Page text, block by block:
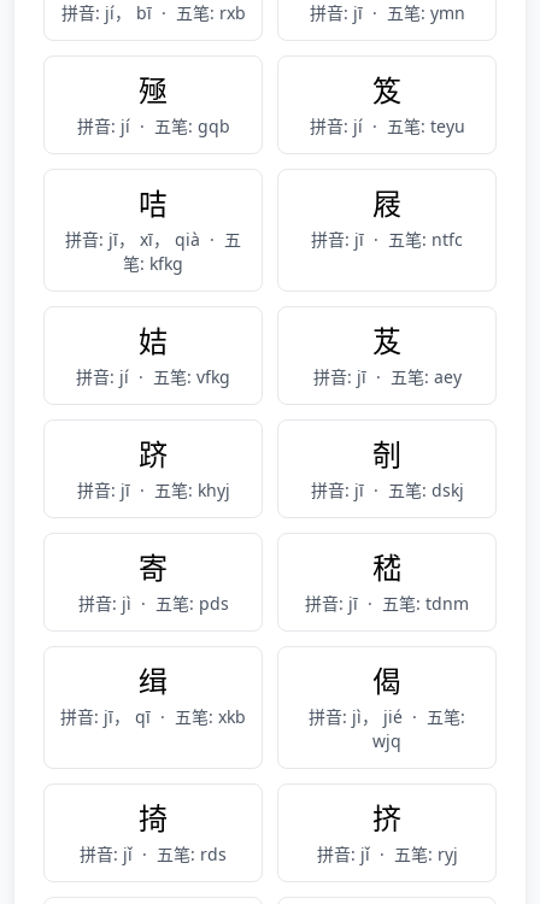
拼音: jí， bī · 五笔: rxb 拼音: jī · 五笔: ymn
殛
拼音: jí · 五笔: gqb
笈
拼音: jí · 五笔: teyu
咭
拼音: jī， xī， qià · 五
笔: kfkg
屐
拼音: jī · 五笔: ntfc
姞
拼音: jí · 五笔: vfkg
芨
拼音: jī · 五笔: aey
跻
拼音: jī · 五笔: khyj
剞
拼音: jī · 五笔: dskj
寄
拼音: jì · 五笔: pds
嵇
拼音: jī · 五笔: tdnm
缉
拼音: jī， qī · 五笔: xkb
偈
拼音: jì， jié · 五笔:
wjq
掎
拼音: jǐ · 五笔: rds
挤
拼音: jǐ · 五笔: ryj